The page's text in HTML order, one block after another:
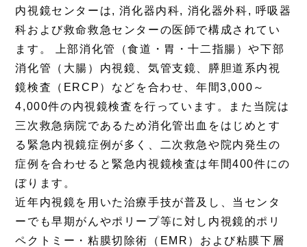
内視鏡センターは, 消化器内科, 消化器外科, 呼吸器
科および救命救急センターの医師で構成されてい
ます。 上部消化管（食道・胃・十二指腸）や下部
消化管（大腸）内視鏡、気管支鏡、膵胆道系内視
鏡検査（ERCP）などを合わせ、年間3,000～
4,000件の内視鏡検査を行っています。また当院は
三次救急病院であるため消化管出血をはじめとす
る緊急内視鏡症例が多く、二次救急や院内発生の
症例を合わせると緊急内視鏡検査は年間400件にの
ぼります。
近年内視鏡を用いた治療手技が普及し、当センタ
ーでも早期がんやポリープ等に対し内視鏡的ポリ
ペクトミー・粘膜切除術（EMR）および粘膜下層